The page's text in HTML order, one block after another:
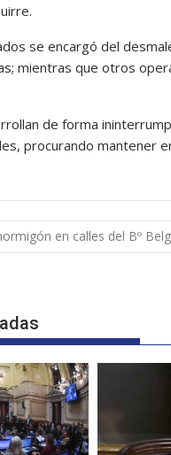
se encargó del
mientras que otros
de forma
procurando mantener
en calles del Bº